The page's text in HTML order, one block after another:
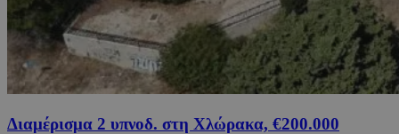
Διαμέρισμα 2 υπνοδ. στη Χλώρακα, €200.000